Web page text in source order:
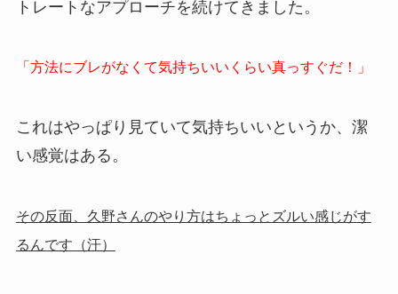
トレートなアプローチを続けてきました。
「方法にブレがなくて気持ちいいくらい真っすぐだ！」
これはやっぱり見ていて気持ちいいというか、潔
い感覚はある。
その反面、久野さんのやり方はちょっとズルい感じがす
るんです（汗）